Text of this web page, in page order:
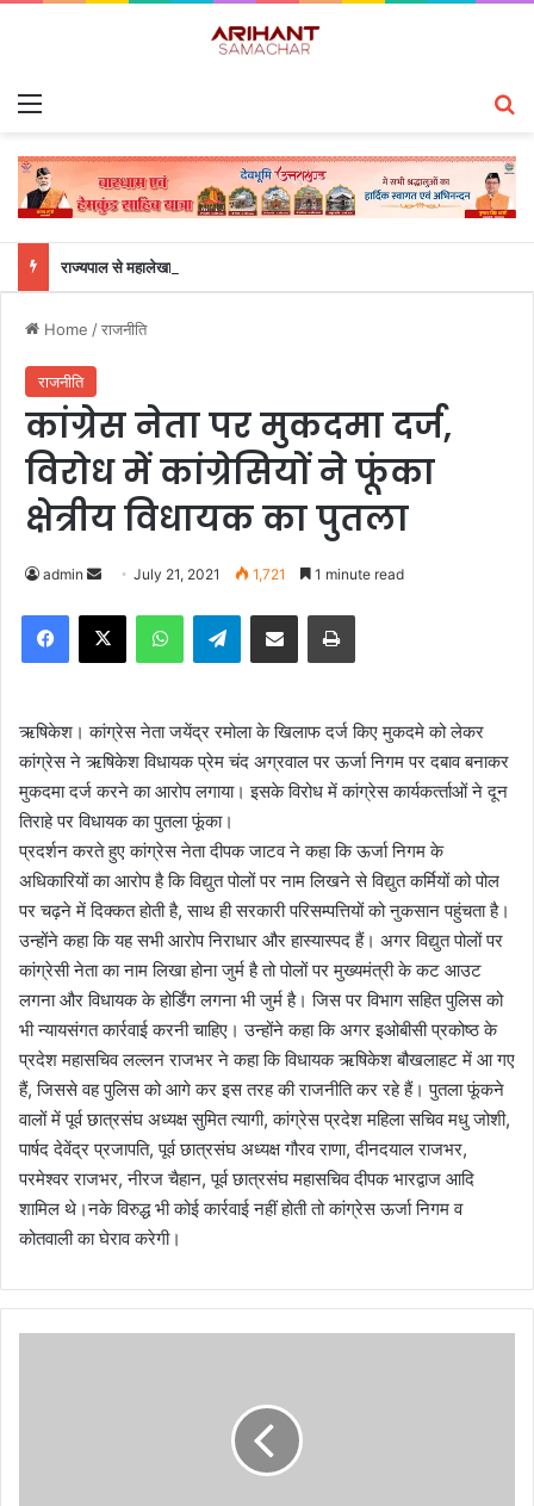
राज्यपाल से महालेखाकार, लेखापरीक्षा उत्तराखंड संजीव कुमार ने की शिष्टाचार भेंट
Home /राजनीति
राजनीति
कांग्रेस नेता पर मुकदमा दर्ज,
विरोध में कांग्रेसियों ने फूंका
क्षेत्रीय विधायक का पुतला
admin
n
d
a
i
l
July 21, 2021 1,721 1 minute read
Telegram
ऋषिकेश। कांग्रेस नेता जयेंद्र रमोला के खिलाफ दर्ज किए मुकदमे को लेकर
कांग्रेस ने ऋषिकेश विधायक प्रेम चंद अग्रवाल पर ऊर्जा निगम पर दबाव बनाकर
मुकदमा दर्ज करने का आरोप लगाया। इसके विरोध में कांग्रेस कार्यकर्त्‍ताओं ने दून
तिराहे पर विधायक का पुतला फूंका।
प्रदर्शन करते हुए कांग्रेस नेता दीपक जाटव ने कहा कि ऊर्जा निगम के
अधिकारियों का आरोप है कि विद्युत पोलों पर नाम लिखने से विद्युत कर्मियों को पोल
पर चढ़ने में दिक्कत होती है, साथ ही सरकारी परिसम्पत्तियों को नुकसान पहुंचता है।
उन्होंने कहा कि यह सभी आरोप निराधार और हास्यास्पद हैं। अगर विद्युत पोलों पर
कांग्रेसी नेता का नाम लिखा होना जुर्म है तो पोलों पर मुख्यमंत्री के कट आउट
लगना और विधायक के होर्डिंग लगना भी जुर्म है। जिस पर विभाग सहित पुलिस को
भी न्यायसंगत कार्रवाई करनी चाहिए। उन्होंने कहा कि अगर इओबीसी प्रकोष्ठ के
प्रदेश महासचिव लल्लन राजभर ने कहा कि विधायक ऋषिकेश बौखलाहट में आ गए
हैं, जिससे वह पुलिस को आगे कर इस तरह की राजनीति कर रहे हैं। पुतला फूंकने
वालों में पूर्व छात्रसंघ अध्यक्ष सुमित त्यागी, कांग्रेस प्रदेश महिला सचिव मधु जोशी,
पार्षद देवेंद्र प्रजापति, पूर्व छात्रसंघ अध्यक्ष गौरव राणा, दीनदयाल राजभर,
परमेश्वर राजभर, नीरज चैहान, पूर्व छात्रसंघ महासचिव दीपक भारद्वाज आदि
शामिल थे।नके विरुद्ध भी कोई कार्रवाई नहीं होती तो कांग्रेस ऊर्जा निगम व
कोतवाली का घेराव करेगी।